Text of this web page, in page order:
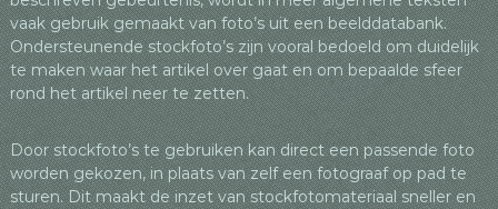
o
k
p
vaak gebruik gemaakt van foto’s uit een beelddatabank.
Ondersteunende stockfoto’s zijn vooral bedoeld om duidelijk
te maken waar het artikel over gaat en om bepaalde sfeer
rond het artikel neer te zetten.
Door stockfoto’s te gebruiken kan direct een passende foto
worden gekozen, in plaats van zelf een fotograaf op pad te
sturen. Dit maakt de inzet van stockfotomateriaal sneller en